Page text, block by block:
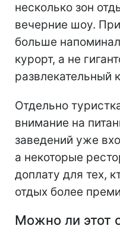
несколько зон
вечерние шоу.
больше
курорт, а не
развлекательный
Отдельно
внимание на
заведений уже
а некоторые
доплату для тех,
отдых более
Можно ли этот